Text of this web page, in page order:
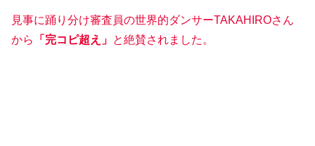
見事に踊り分け審査員の世界的ダンサーTAKAHIROさん
から
「完コピ超え」 と絶賛されました。